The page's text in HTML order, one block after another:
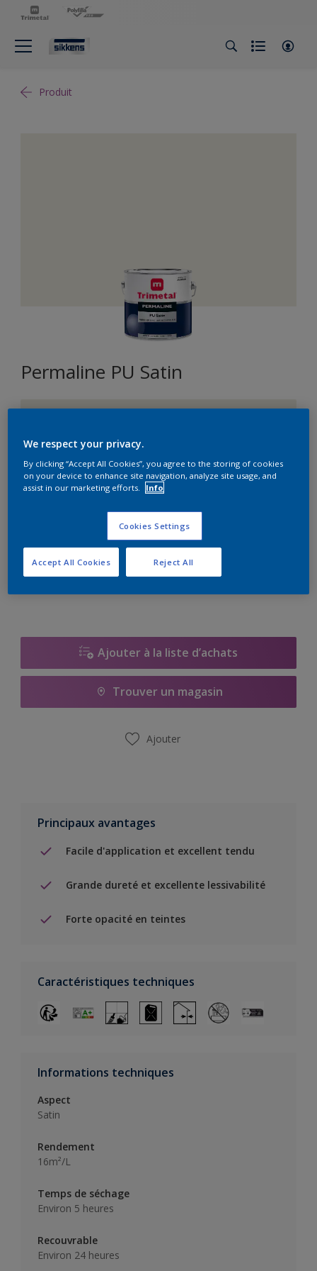
Produit
Permaline PU Satin
Format
Ajouter à la liste d’achats
Trouver un magasin
Ajouter
Principaux avantages
Facile d'application et excellent tendu
Grande dureté et excellente lessivabilité
Forte opacité en teintes
Caractéristiques techniques
Informations techniques
Aspect
Satin
Rendement
16m²/L
Temps de séchage
Environ 5 heures
Recouvrable
Environ 24 heures
We respect your privacy.
By clicking “Accept All Cookies”, you agree to the storing of cookies
on your device to enhance site navigation, analyze site usage, and
assist in our marketing efforts.
Info
Cookies Settings
Reject All
Accept All Cookies